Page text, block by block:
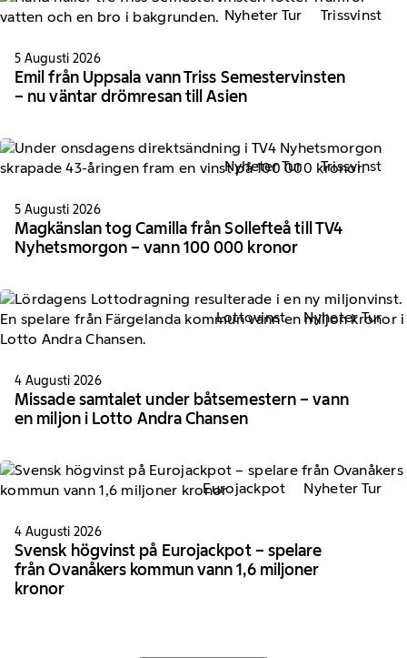
Nyheter Tur Trissvinst
5 Augusti 2026
Emil från Uppsala vann Triss Semestervinsten
– nu väntar drömresan till Asien
Nyheter Tur Trissvinst
5 Augusti 2026
Magkänslan tog Camilla från Sollefteå till TV4
Nyhetsmorgon – vann 100 000 kronor
Lottovinst Nyheter Tur
4 Augusti 2026
Missade samtalet under båtsemestern – vann
en miljon i Lotto Andra Chansen
Eurojackpot Nyheter Tur
4 Augusti 2026
Svensk högvinst på Eurojackpot – spelare
från Ovanåkers kommun vann 1,6 miljoner
kronor